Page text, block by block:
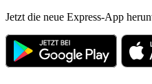
Jetzt die neue Express-App